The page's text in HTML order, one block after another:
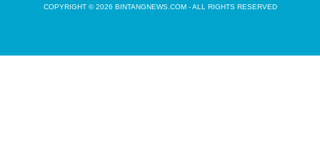
COPYRIGHT © 2026 BINTANGNEWS.COM - ALL RIGHTS RESERVED